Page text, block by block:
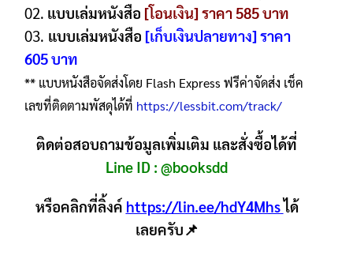
02. แบบเล่มหนังสือ [โอนเงิน] ราคา 585 บาท
03. แบบเล่มหนังสือ [เก็บเงินปลายทาง] ราคา
605 บาท
** แบบหนังสือจัดส่งโดย Flash Express ฟรีค่าจัดส่ง เช็ค
เลขที่ติดตามพัสดุได้ที่ https://lessbit.com/track/
ติดต่อสอบถามข้อมูลเพิ่มเติม และสั่งซื้อได้ที่
Line ID :@booksdd
หรือคลิกที่ลิ้งค์ https://lin.ee/hdY4Mhsได้
เลยครับ📌